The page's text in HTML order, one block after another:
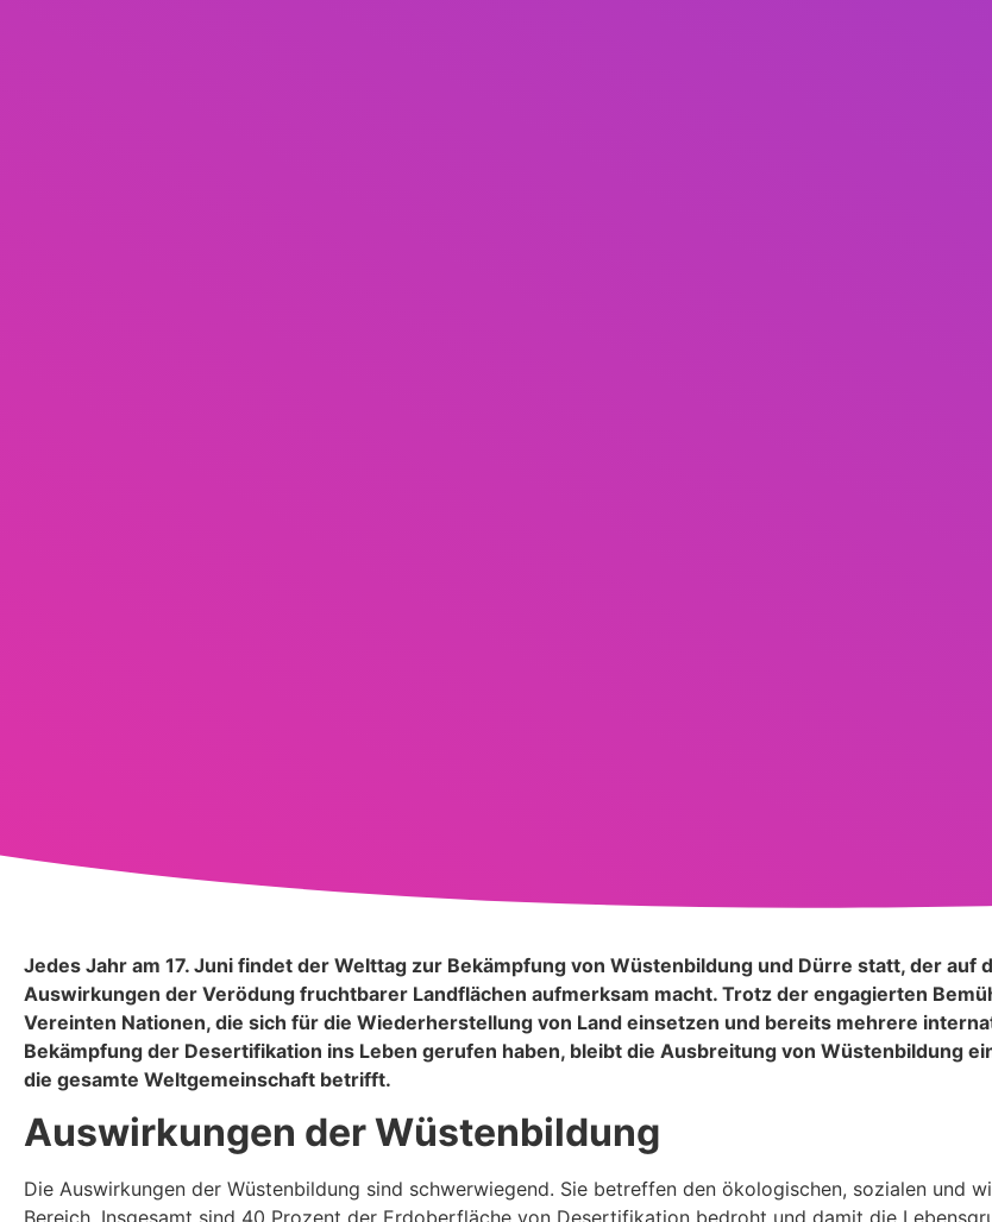
Jedes Jahr am 17. Juni findet der Welttag zur Bekämpfung von Wüstenbildung und Dürre statt, der auf
Auswirkungen der Verödung fruchtbarer Landflächen aufmerksam macht. Trotz der engagierten
Vereinten Nationen, die sich für die Wiederherstellung von Land einsetzen und bereits mehrere
Bekämpfung der Desertifikation ins Leben gerufen haben, bleibt die Ausbreitung von Wüstenbildung
die gesamte Weltgemeinschaft betrifft.
Auswirkungen der Wüstenbildung
Die Auswirkungen der Wüstenbildung sind schwerwiegend. Sie betreffen den ökologischen, sozialen und